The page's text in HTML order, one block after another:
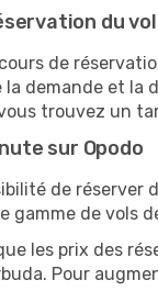
du vol
de
demande et la
trouvez un
sur Opodo
de réserver
gamme de vols
les prix des
Pour